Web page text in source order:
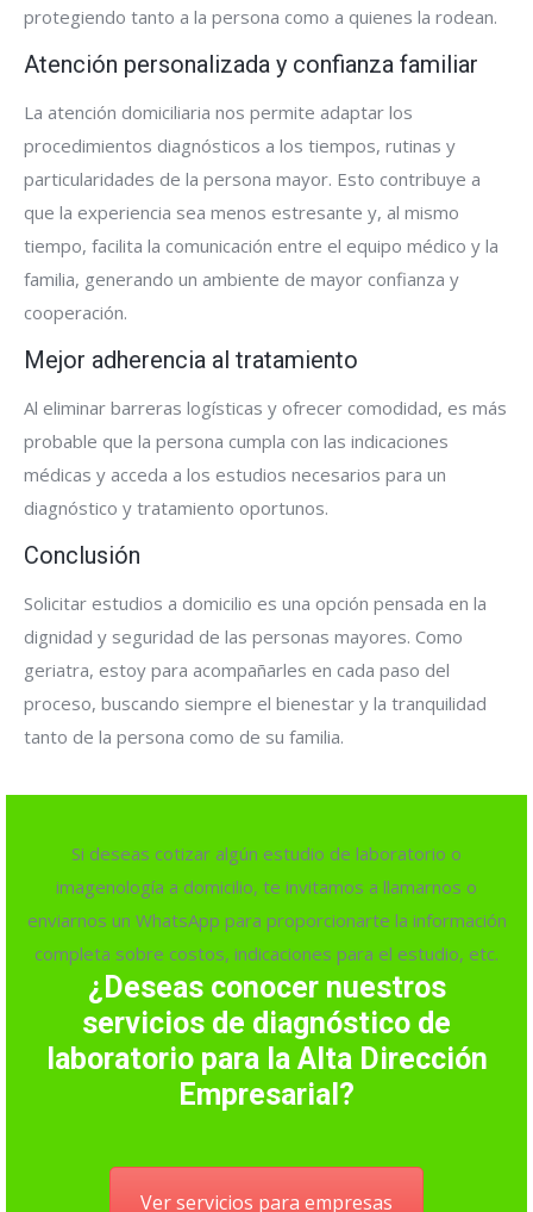
protegiendo tanto a la persona como a quienes la rodean.
Atención personalizada y confianza familiar
La atención domiciliaria nos permite adaptar los
procedimientos diagnósticos a los tiempos, rutinas y
particularidades de la persona mayor. Esto contribuye a
que la experiencia sea menos estresante y, al mismo
tiempo, facilita la comunicación entre el equipo médico y la
familia, generando un ambiente de mayor confianza y
cooperación.
Mejor adherencia al tratamiento
Al eliminar barreras logísticas y ofrecer comodidad, es más
probable que la persona cumpla con las indicaciones
médicas y acceda a los estudios necesarios para un
diagnóstico y tratamiento oportunos.
Conclusión
Solicitar estudios a domicilio es una opción pensada en la
dignidad y seguridad de las personas mayores. Como
geriatra, estoy para acompañarles en cada paso del
proceso, buscando siempre el bienestar y la tranquilidad
tanto de la persona como de su familia.
Si deseas cotizar algún estudio de laboratorio o
imagenología a domicilio, te invitamos a llamarnos o
enviarnos un WhatsApp para proporcionarte la información
completa sobre costos, indicaciones para el estudio, etc.
¿Deseas conocer nuestros
servicios de diagnóstico de
laboratorio para la Alta Dirección
Empresarial?
Ver servicios para empresas